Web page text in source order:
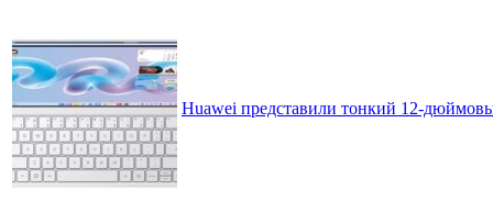
Huawei представили тонкий 12-